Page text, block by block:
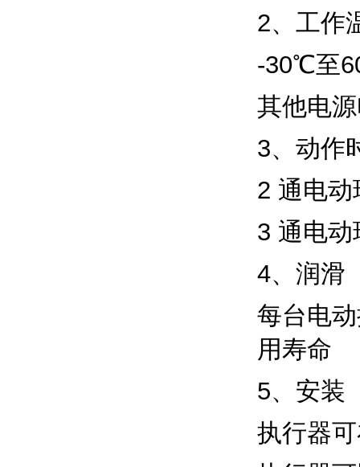
2、工作
-30℃至
其他电
3、动作
2 通电
3 通电
4、润滑
每台电
用寿命
5、安装
执行器